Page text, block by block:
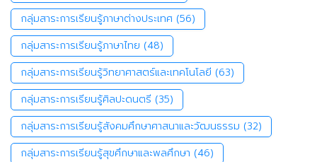
กลุ่มสาระการเรียนรู้ภาษาต่างประเทศ (56)
กลุ่มสาระการเรียนรู้ภาษาไทย (48)
กลุ่มสาระการเรียนรู้วิทยาศาสตร์และเทคโนโลยี (63)
กลุ่มสาระการเรียนรู้ศิลปะดนตรี (35)
กลุ่มสาระการเรียนรู้สังคมศึกษาศาสนาและวัฒนธรรม (32)
กลุ่มสาระการเรียนรู้สุขศึกษาและพลศึกษา (46)